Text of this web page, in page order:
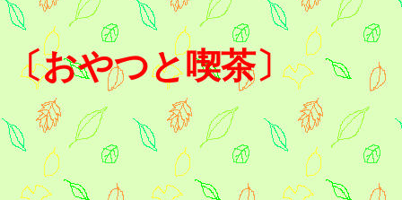
〔おやつと喫茶〕